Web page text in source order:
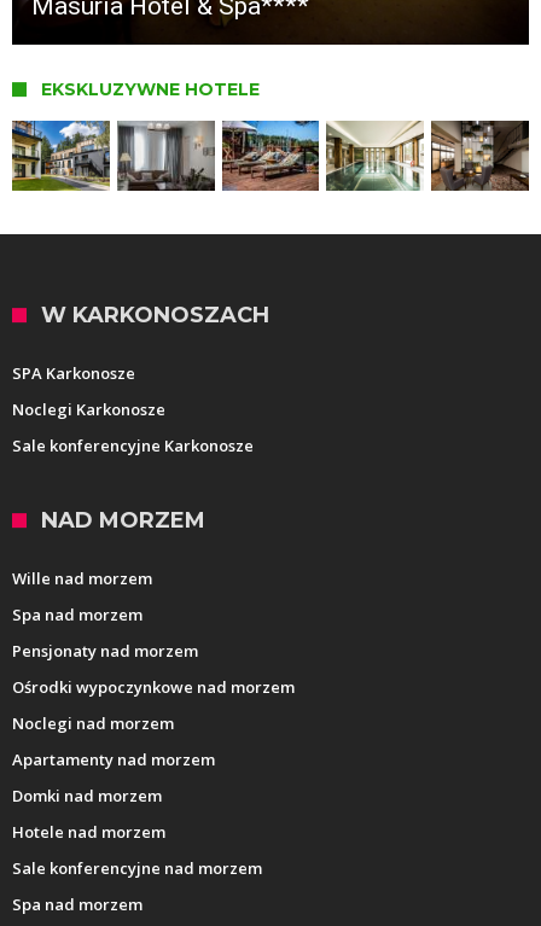
Masuria Hotel & Spa****
EKSKLUZYWNE HOTELE
W KARKONOSZACH
SPA Karkonosze
Noclegi Karkonosze
Sale konferencyjne Karkonosze
NAD MORZEM
Wille nad morzem
Spa nad morzem
Pensjonaty nad morzem
Ośrodki wypoczynkowe nad morzem
Noclegi nad morzem
Apartamenty nad morzem
Domki nad morzem
Hotele nad morzem
Sale konferencyjne nad morzem
Spa nad morzem